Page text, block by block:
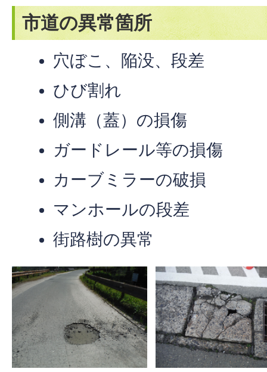
市道の異常箇所
穴ぼこ、陥没、段差
ひび割れ
側溝（蓋）の損傷
ガードレール等の損傷
カーブミラーの破損
マンホールの段差
街路樹の異常